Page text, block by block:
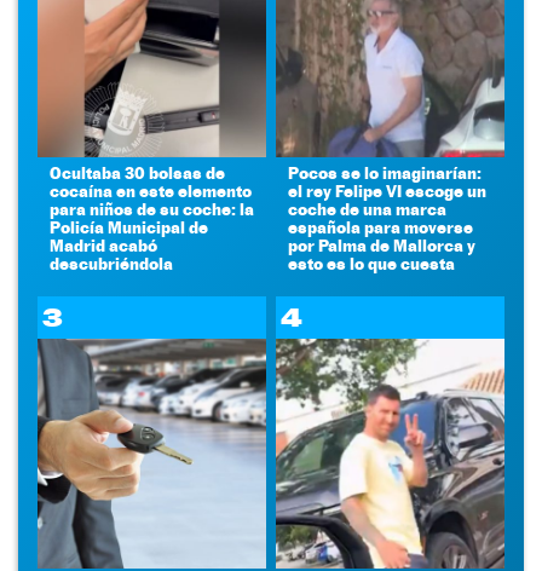
Ocultaba 30 bolsas de
cocaína en este elemento
para niños de su coche: la
Policía Municipal de
Madrid acabó
descubriéndola
Pocos se lo imaginarían:
el rey Felipe VI escoge un
coche de una marca
española para moverse
por Palma de Mallorca y
esto es lo que cuesta
3 4